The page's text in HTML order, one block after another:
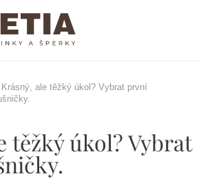
Krásný, ale těžký úkol? Vybrat první
těžký úkol? Vybrat